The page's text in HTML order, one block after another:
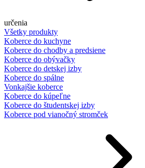
určenia
Všetky produkty
Koberce do kuchyne
Koberce do chodby a predsiene
Koberce do obývačky
Koberce do detskej izby
Koberce do spálne
Vonkajšie koberce
Koberce do kúpeľne
Koberce do študentskej izby
Koberce pod vianočný stromček